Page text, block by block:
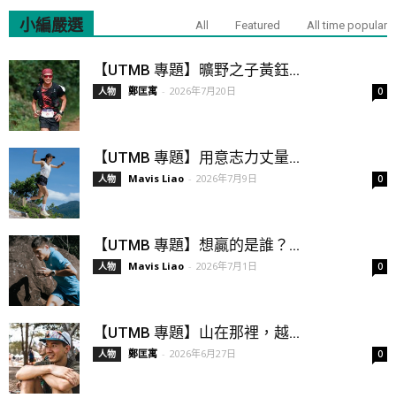
小編嚴選 All Featured All time popular
【UTMB 專題】曠野之子黃鈺...
人物 鄭匡寓 - 2026年7月20日 0
【UTMB 專題】用意志力丈量...
人物 Mavis Liao - 2026年7月9日 0
【UTMB 專題】想贏的是誰？...
人物 Mavis Liao - 2026年7月1日 0
【UTMB 專題】山在那裡，越...
人物 鄭匡寓 - 2026年6月27日 0